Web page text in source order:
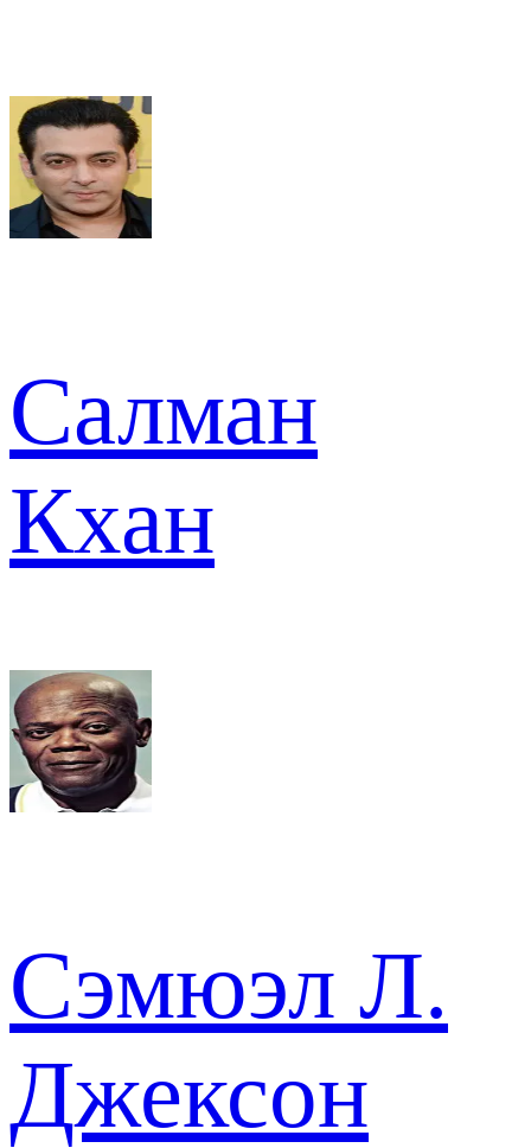
Салман
Кхан
Сэмюэл Л.
Джексон